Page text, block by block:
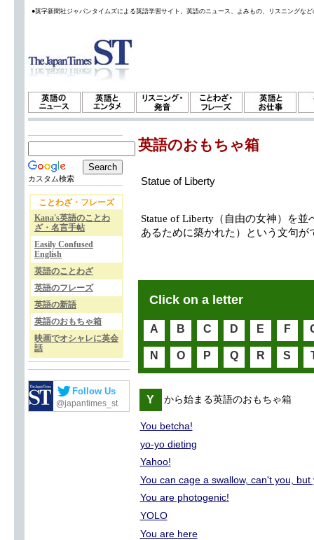
●英字新聞社ジャパンタイムズによる英語学習サイト。英語のニュース、よみもの、リスニングな
カスタム検索
ことわざ・フレーズ
Kana's英語のことわ
ざ・名言手帖
Easily Confused
English
英語のことわざ
英語のフレーズ
英語の新語
英語のおもちゃ箱
映画でオシャレに英会
話
Follow Us
@japantimes_st
英語のおもちゃ箱
Statue of Liberty
Statue of Liberty（自由の女神）を並
あるために築かれた）という文句が
Click on a letter
A B C D E F
N O P Q R S
Y から始まる英語のおもちゃ箱
You betcha!
yo-yo dieting
Yahoo!
You can cage a swallow, can't you,
You are photogenic!
YOLO
You are here